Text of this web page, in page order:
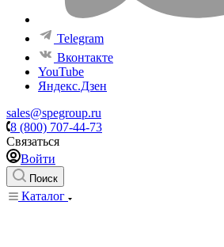
Telegram
Вконтакте
YouTube
Яндекс.Дзен
sales@spegroup.ru
8 (800) 707-44-73
Связаться
Войти
Поиск
Каталог